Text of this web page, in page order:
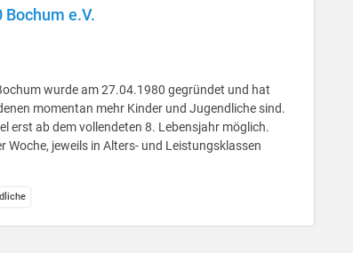
Bochum e.V.
wurde am 27.04.1980 gegründet und hat
momentan mehr Kinder und Jugendliche sind.
erst ab dem vollendeten 8. Lebensjahr möglich.
Woche, jeweils in Alters- und Leistungsklassen